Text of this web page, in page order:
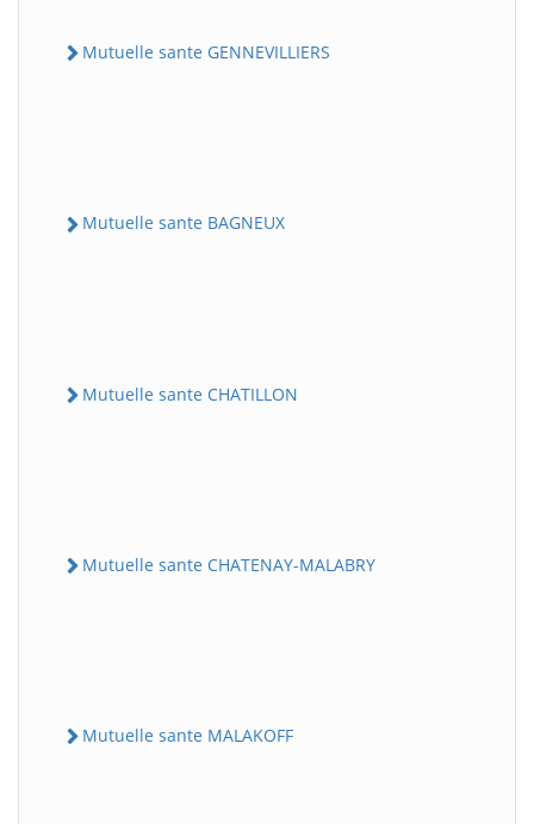
Mutuelle sante GENNEVILLIERS
Mutuelle sante BAGNEUX
Mutuelle sante CHATILLON
Mutuelle sante CHATENAY-MALABRY
Mutuelle sante MALAKOFF